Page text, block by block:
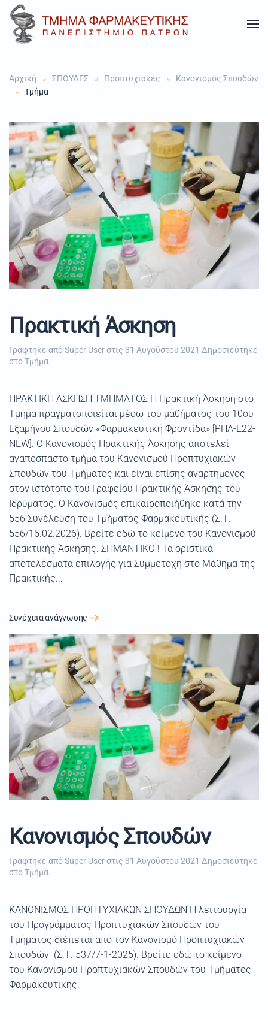
Skip to main content
Αρχική ΣΠΟΥΔΕΣ Προπτυχιακές
Κανονισμός Σπουδών
Τμήμα
Πρακτική Άσκηση
Γράφτηκε από Super User στις 31 Αυγούστου 2021 Δημοσιεύτηκε
στοΤμήμα.
ΠΡΑΚΤΙΚΗ ΑΣΚΗΣΗ ΤΜΗΜΑΤΟΣ Η Πρακτική Άσκηση στο
Τμήμα πραγματοποιείται μέσω του μαθήματος του 10ου
Εξαμήνου Σπουδών «Φαρμακευτική Φροντίδα» [PHA-E22-
NEW]. Ο Κανονισμός Πρακτικής Άσκησης αποτελεί
αναπόσπαστο τμήμα του Κανονισμού Προπτυχιακών
Σπουδών του Τμήματος και είναι επίσης αναρτημένος
στον ιστότοπο του Γραφείου Πρακτικής Άσκησης του
Ιδρύματος. Ο Κανονισμός επικαιροποιήθηκε κατά την
556 Συνέλευση του Τμήματος Φαρμακευτικής (Σ.Τ.
556/16.02.2026). Βρείτε εδώ το κείμενο του Κανονισμού
Πρακτικής Άσκησης. ΣΗΜΑΝΤΙΚΟ ! Τα οριστικά
αποτελέσματα επιλογής για Συμμετοχή στο Μάθημα της
Πρακτικής...
Συνέχεια ανάγνωσης
Κανονισμός Σπουδών
Γράφτηκε από Super User στις 31 Αυγούστου 2021 Δημοσιεύτηκε
στοΤμήμα.
ΚΑΝΟΝΙΣΜΟΣ ΠΡΟΠΤΥΧΙΑΚΩΝ ΣΠΟΥΔΩΝ Η λειτουργία
του Προγράμματος Προπτυχιακών Σπουδών του
Τμήματος διέπεται από τον Κανονισμό Προπτυχιακών
Σπουδών (Σ.Τ. 537/7-1-2025). Βρείτε εδώ το κείμενο
του Κανονισμού Προπτυχιακών Σπουδών του Τμήματος
Φαρμακευτικής.